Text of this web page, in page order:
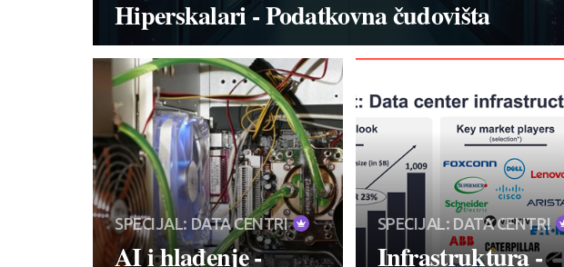
Hiperskalari - Podatkovna čudovišta
SPECIJAL: DATA CENTRI
AI i hlađenje -
SPECIJAL: DATA CENTRI
Infrastruktura -